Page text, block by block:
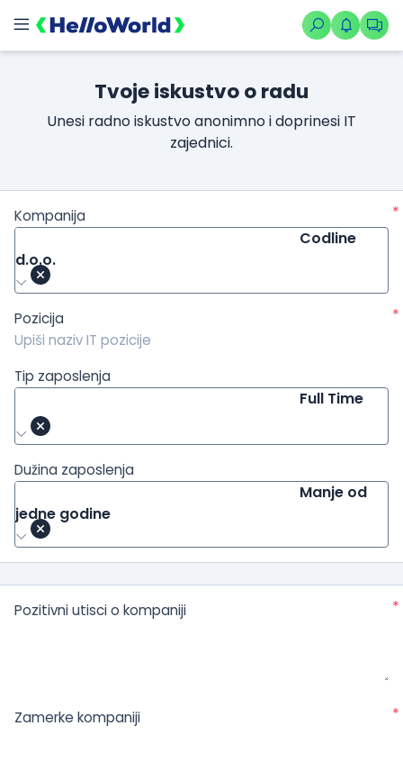
Tvoje iskustvo o radu
Unesi radno iskustvo anonimno i doprinesi IT
zajednici.
Kompanija
*
Codline
d.o.o.
Pozicija *
Tip zaposlenja
Full Time
Dužina zaposlenja
Manje od
jedne godine
Pozitivni utisci o kompaniji *
Zamerke kompaniji *
/kompanije/iskustvo/